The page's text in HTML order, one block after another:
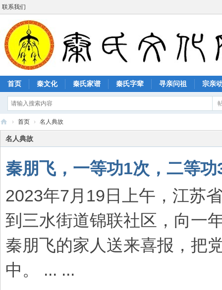
联系我们
首页 秦文化 秦氏家谱 秦氏字辈 寻亲问祖 宗亲
秦
文
网
› 首页 › 名人典故
名人典故
秦朋飞，一等功1次，二等功
2023年7月19日上午，江苏
到三水街道锦联社区，向一
秦朋飞的家人送来喜报，把
中。 ... ...